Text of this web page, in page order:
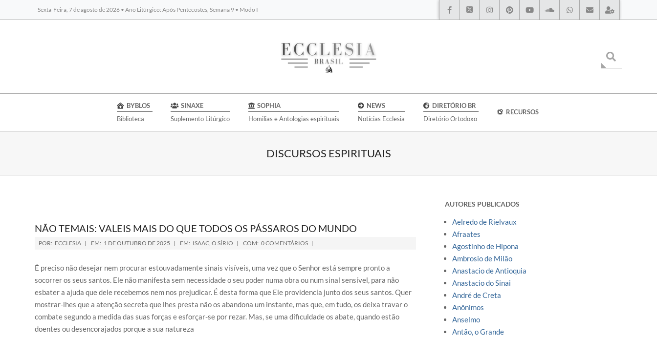
Sexta-Feira, 7 de agosto de 2026 • Ano Litúrgico: Após Pentecostes, Semana 9 • Modo I
BYBLOS
BYBLOS
Biblioteca
SINAXE
Suplemento Litúrgico
SOPHIA
Homilias e Antologias espirituais
NEWS
Notícias Ecclesia
DIRETÓRIO BR
Diretório Ortodoxo
RECURSOS
DISCURSOS ESPIRITUAIS
NÃO TEMAIS: VALEIS MAIS DO QUE TODOS OS PÁSSAROS DO MUNDO
POR: ECCLESIA EM: 1 DE OUTUBRO DE 2025 EM: ISAAC, O SÍRIO COM: 0 COMENTÁRIOS
É preciso não desejar nem procurar estouvadamente sinais visíveis, uma vez que o Senhor está sempre pronto a
socorrer os seus santos. Ele não manifesta sem necessidade o seu poder numa obra ou num sinal sensível, para não
esbater a ajuda que dele recebemos nem nos prejudicar. É desta forma que Ele providencia junto dos seus santos. Quer
mostrar-lhes que a atenção secreta que lhes presta não os abandona um instante, mas que, em tudo, os deixa travar o
combate segundo a medida das suas forças e esforçar-se por rezar. Mas, se uma dificuldade os abate, quando estão
doentes ou desencorajados porque a sua natureza
AUTORES PUBLICADOS
Aelredo de Rielvaux
Afraates
Agostinho de Hipona
Ambrosio de Milão
Anastacio de Antioquia
Anastacio do Sinai
André de Creta
Anônimos
Anselmo
Antão, o Grande